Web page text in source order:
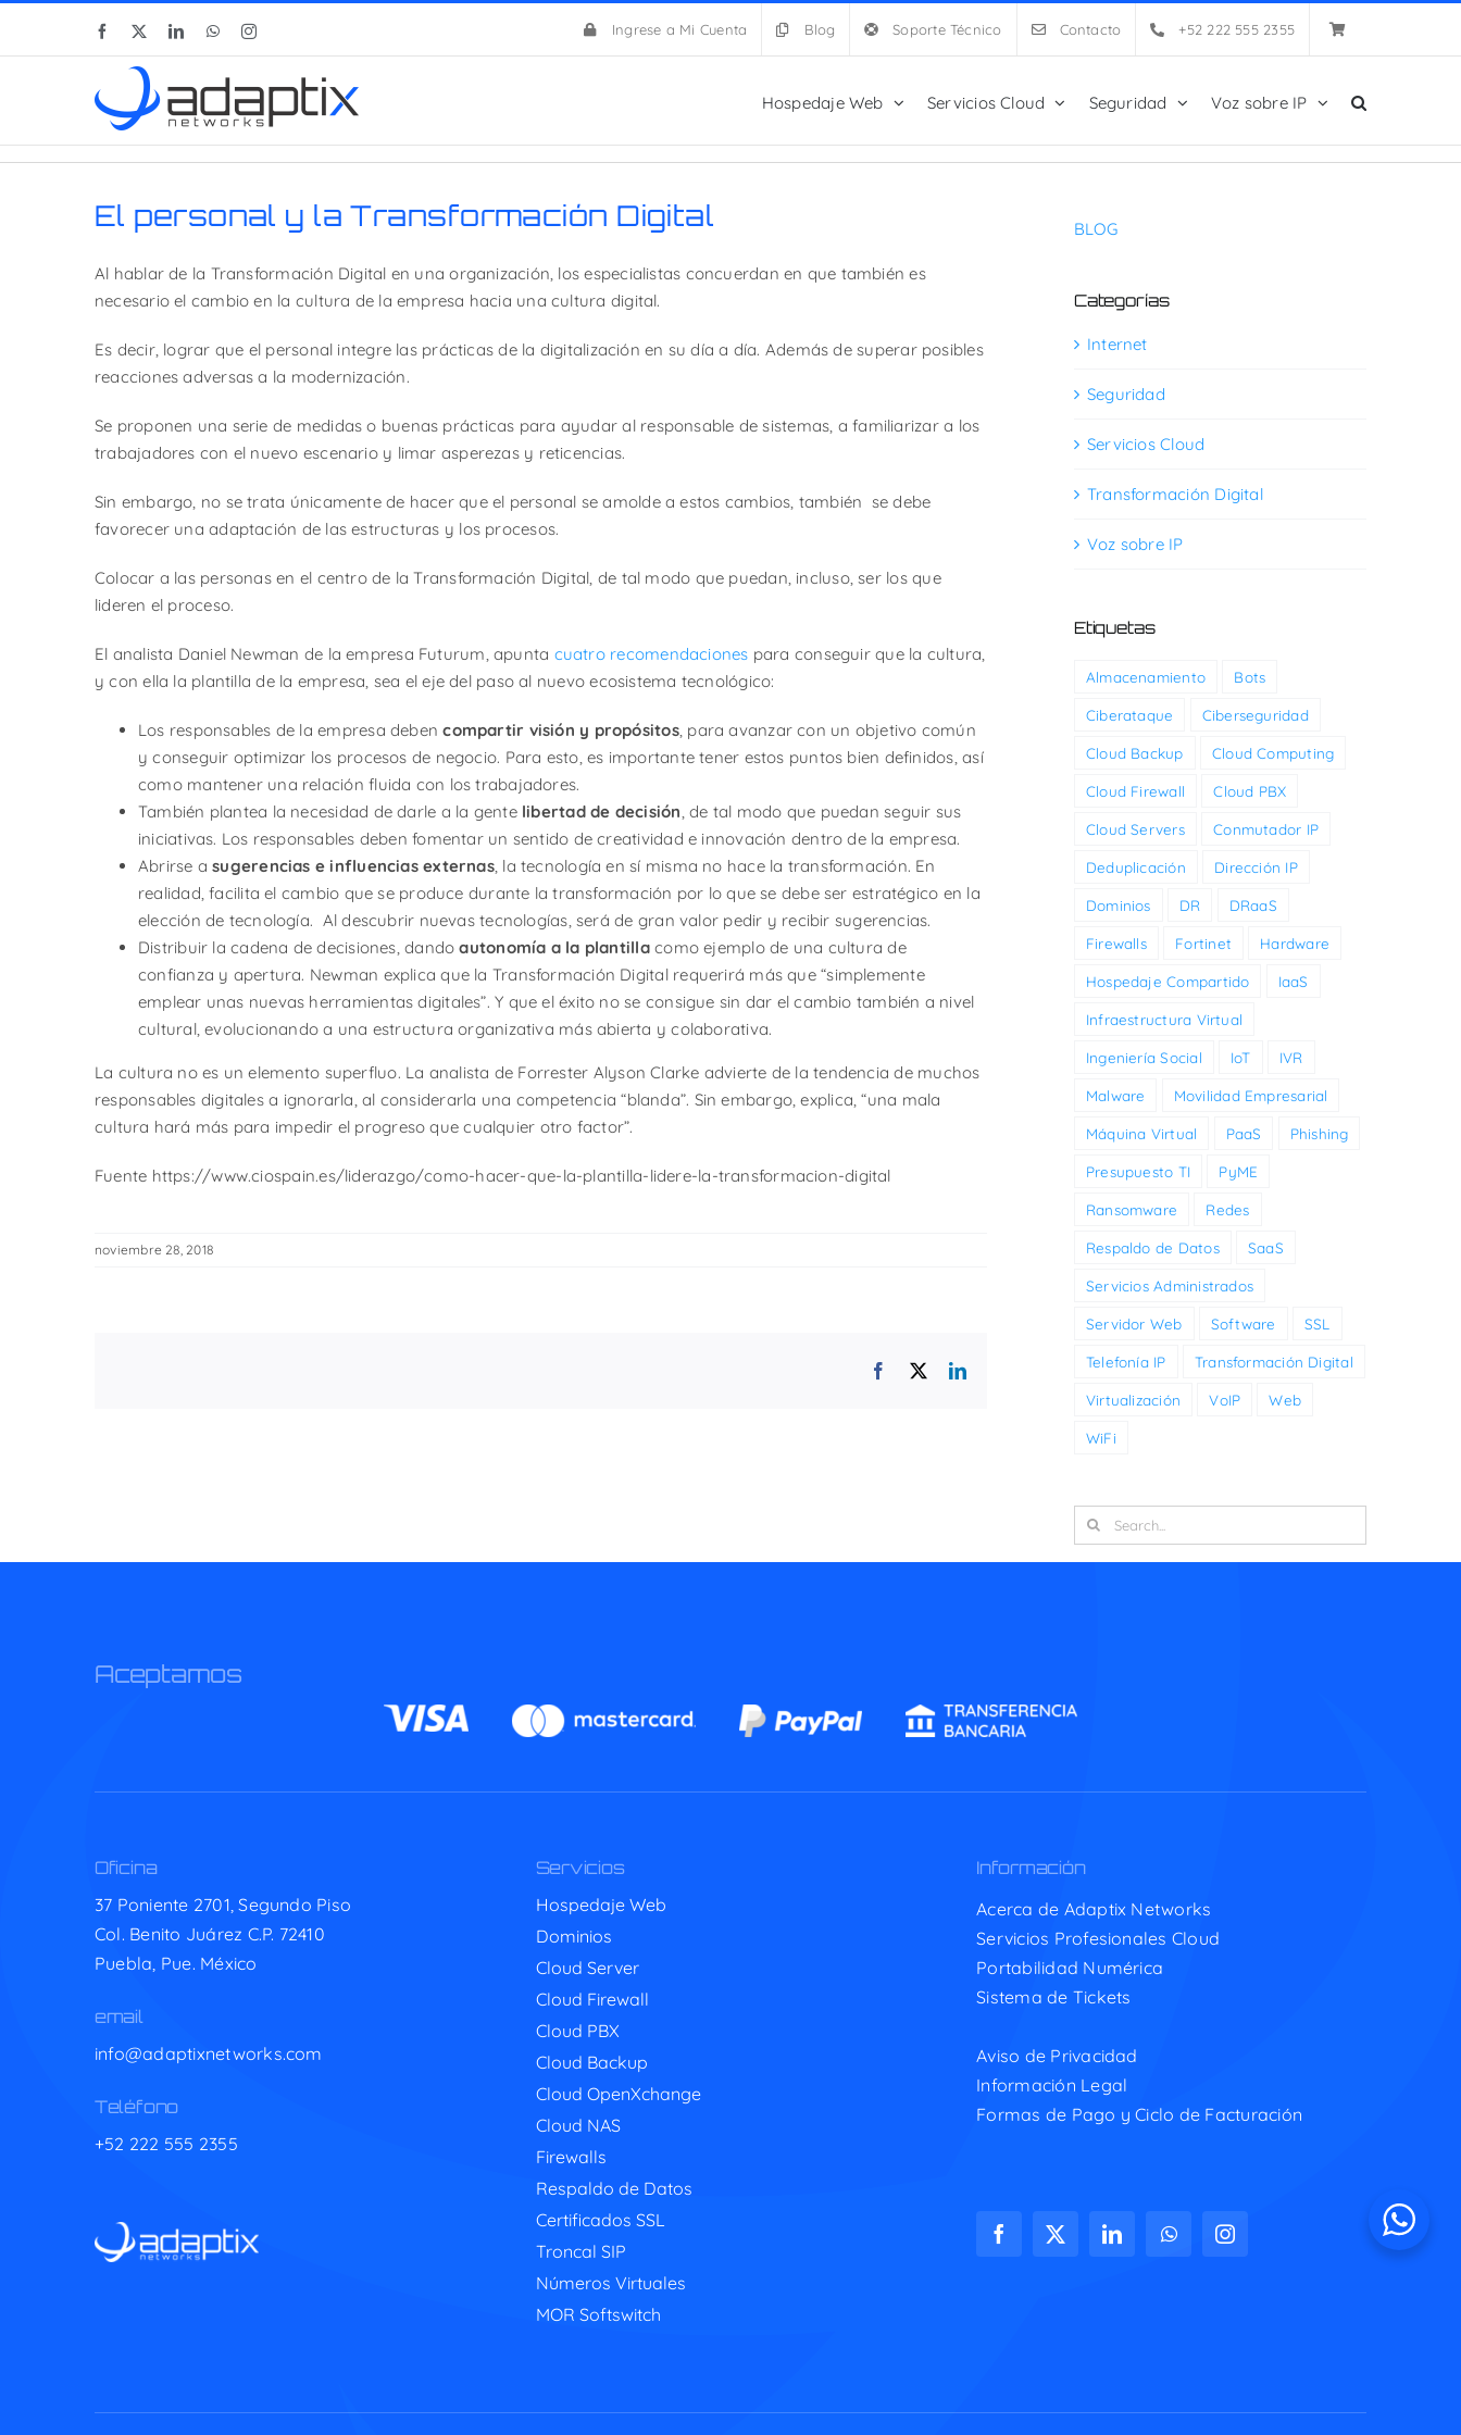
Facebook LinkedInWhatsAppInstagram Ingrese a Mi Cuenta Blog Soporte Técnico Contacto +52 222 555 2355
Hospedaje Web Servicios Cloud Seguridad Voz sobre IP
El personal y la Transformación Digital
Al hablar de la Transformación Digital en una organización, los especialistas concuerdan en que también es
necesario el cambio en la cultura de la empresa hacia una cultura digital.
Es decir, lograr que el personal integre las prácticas de la digitalización en su día a día. Además de superar posibles
reacciones adversas a la modernización.
Se proponen una serie de medidas o buenas prácticas para ayudar al responsable de sistemas, a familiarizar a los
trabajadores con el nuevo escenario y limar asperezas y reticencias.
Sin embargo, no se trata únicamente de hacer que el personal se amolde a estos cambios, también se debe
favorecer una adaptación de las estructuras y los procesos.
Colocar a las personas en el centro de la Transformación Digital, de tal modo que puedan, incluso, ser los que
lideren el proceso.
El analista Daniel Newman de la empresa Futurum, apunta cuatro recomendaciones para conseguir que la cultura,
y con ella la plantilla de la empresa, sea el eje del paso al nuevo ecosistema tecnológico:
Los responsables de la empresa debencompartir visión y propósitos, para avanzar con un objetivo común
y conseguir optimizar los procesos de negocio. Para esto, es importante tener estos puntos bien definidos, así
como mantener una relación fluida con los trabajadores.
También plantea la necesidad de darle a la gente libertad de decisión , de tal modo que puedan seguir sus
iniciativas. Los responsables deben fomentar un sentido de creatividad e innovación dentro de la empresa.
Abrirse asugerencias e influencias externas, la tecnología en sí misma no hace la transformación. En
realidad, facilita el cambio que se produce durante la transformación por lo que se debe ser estratégico en la
elección de tecnología. Al descubrir nuevas tecnologías, será de gran valor pedir y recibir sugerencias.
Distribuir la cadena de decisiones, dandoautonomía a la plantillacomo ejemplo de una cultura de
confianza y apertura. Newman explica que la Transformación Digital requerirá más que “simplemente
emplear unas nuevas herramientas digitales”. Y que el éxito no se consigue sin dar el cambio también a nivel
cultural, evolucionando a una estructura organizativa más abierta y colaborativa.
La cultura no es un elemento superfluo. La analista de Forrester Alyson Clarke advierte de la tendencia de muchos
responsables digitales a ignorarla, al considerarla una competencia “blanda”. Sin embargo, explica, “una mala
cultura hará más para impedir el progreso que cualquier otro factor”.
Fuente https://www.ciospain.es/liderazgo/como-hacer-que-la-plantilla-lidere-la-transformacion-digital
noviembre 28, 2018
Facebook
X LinkedIn
BLOG
Categorías
Internet
Seguridad
Servicios Cloud
Transformación Digital
Voz sobre IP
Etiquetas
Almacenamiento Bots
Ciberataque Ciberseguridad
Cloud Backup Cloud Computing
Cloud Firewall Cloud PBX
Cloud Servers Conmutador IP
Deduplicación Dirección IP
Dominios DR DRaaS
Firewalls Fortinet Hardware
Hospedaje Compartido IaaS
Infraestructura Virtual
Ingeniería Social IoT IVR
Malware Movilidad Empresarial
Máquina Virtual PaaS Phishing
Presupuesto TI PyME
Ransomware Redes
Respaldo de Datos SaaS
Servicios Administrados
Servidor Web Software SSL
Telefonía IP Transformación Digital
Virtualización VoIP Web
WiFi
Search
for:
Aceptamos
Oficina
37 Poniente 2701, Segundo Piso
Col. Benito Juárez C.P. 72410
Puebla, Pue. México
email
info@adaptixnetworks.com
Teléfono
+52 222 555 2355
Servicios
Hospedaje Web
Dominios
Cloud Server
Cloud Firewall
Cloud PBX
Cloud Backup
Cloud OpenXchange
Cloud NAS
Firewalls
Respaldo de Datos
Certificados SSL
Troncal SIP
Números Virtuales
MOR Softswitch
Información
Acerca de Adaptix Networks
Servicios Profesionales Cloud
Portabilidad Numérica
Sistema de Tickets
Aviso de Privacidad
Información Legal
Formas de Pago y Ciclo de Facturación